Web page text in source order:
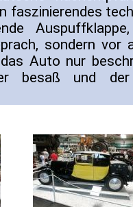
faszinierendes
sondern vor
Auto nur
besaß und